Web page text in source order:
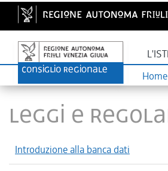
LEGGI E
Introduzione alla banca dati